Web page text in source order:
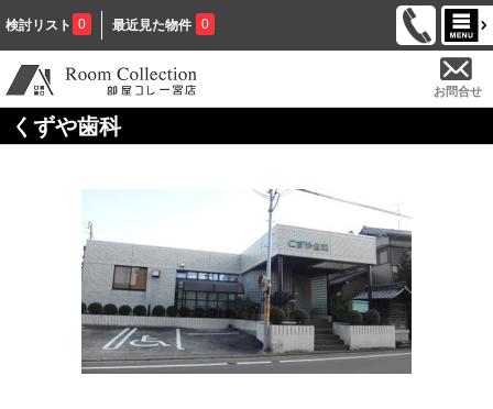
検討リスト 0 最近見た物件 0
お問合せ
くずや歯科